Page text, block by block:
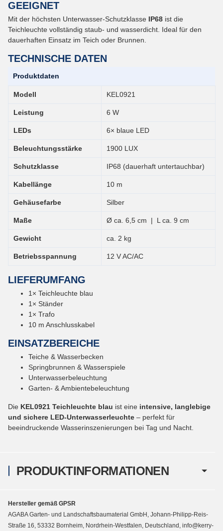
PRODUKTINFORMATIONEN
GEEIGNET
Mit der höchsten Unterwasser-Schutzklasse IP68 ist die
Teichleuchte vollständig staub- und wasserdicht. Ideal für den
dauerhaften Einsatz im Teich oder Brunnen.
TECHNISCHE DATEN
Produktdaten
Modell KEL0921
Leistung 6 W
LEDs 6× blaue LED
Beleuchtungsstärke 1900 LUX
Schutzklasse IP68 (dauerhaft untertauchbar)
Kabellänge 10 m
Gehäusefarbe Silber
Maße Ø ca. 6,5 cm | L ca. 9 cm
Gewicht ca. 2 kg
Betriebsspannung 12 V AC/AC
LIEFERUMFANG
1× Teichleuchte blau
1× Ständer
1× Trafo
10 m Anschlusskabel
EINSATZBEREICHE
Teiche & Wasserbecken
Springbrunnen & Wasserspiele
Unterwasserbeleuchtung
Garten- & Ambientebeleuchtung
Die KEL0921 Teichleuchte blau ist eine intensive, langlebige
und sichere LED-Unterwasserleuchte – perfekt für
beeindruckende Wasserinszenierungen bei Tag und Nacht.
Hersteller gemäß GPSR
AGABA Garten- und Landschaftsbaumaterial GmbH, Johann-Philipp-Reis-
Straße 16, 53332 Bornheim, Nordrhein-Westfalen, Deutschland, info@kerry-